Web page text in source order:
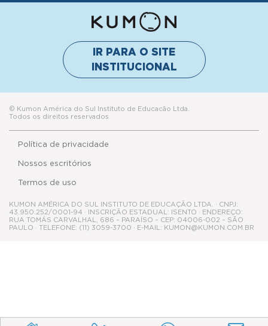
IR PARA O SITE
INSTITUCIONAL
© Kumon América do Sul Instituto de Educacão Ltda.
Todos os direitos reservados
Política de privacidade
Termos de uso
Nossos escritórios
KUMON AMÉRICA DO SUL INSTITUTO DE EDUCAÇÃO LTDA. · CNPJ:
43.950.252/0001-94 · INSCRIÇÃO ESTADUAL: ISENTO · ENDEREÇO:
RUA TOMÁS CARVALHAL, 686 – PARAÍSO – CEP: 04006-002 – SÃO
PAULO · TELEFONE: (11) 3059-3700 · E-MAIL: KUMON@KUMON.COM.BR